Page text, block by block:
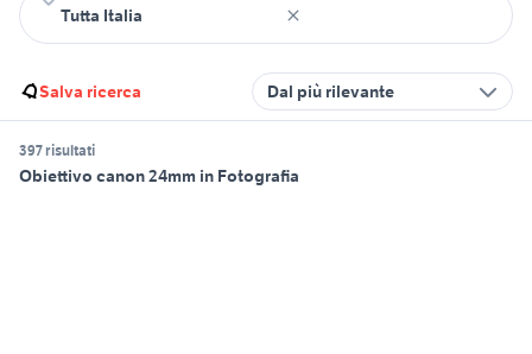
Salva ricerca Dal più rilevante
397 risultati
Obiettivo canon 24mm in Fotografia